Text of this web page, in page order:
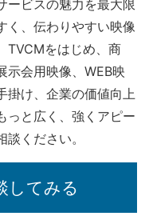
ービスの魅力を最大限
く、伝わりやすい映像
TVCMをはじめ、商
示会用映像、WEB映
掛け、企業の価値向上
っと広く、強くアピー
ください。
してみる